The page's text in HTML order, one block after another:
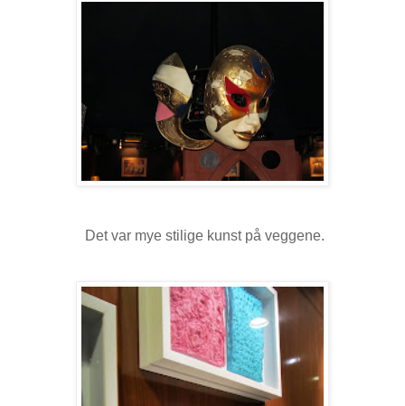
Det var mye stilige kunst på veggene.